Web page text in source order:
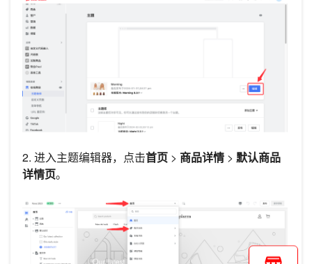
2. 进入主题编辑器，点击首页 > 商品详情 > 默认商品
详情页。